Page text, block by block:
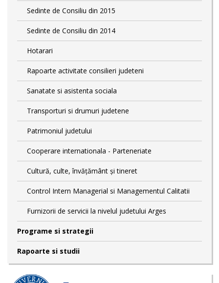
Sedinte de Consiliu din 2015
Sedinte de Consiliu din 2014
Hotarari
Rapoarte activitate consilieri judeteni
Sanatate si asistenta sociala
Transporturi si drumuri judetene
Patrimoniul judetului
Cooperare internationala - Parteneriate
Cultură, culte, învățământ și tineret
Control Intern Managerial si Managementul Calitatii
Furnizorii de servicii la nivelul judetului Arges
Programe si strategii
Rapoarte si studii